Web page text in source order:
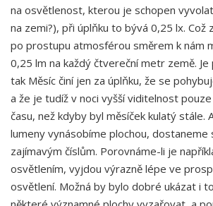
na osvětlenost, kterou je schopen
na zemi?), při úplňku to bývá 0,25 lx. Což
po prostupu atmosférou směrem k nám
0,25 lm na každý čtvereční metr země. Je
tak Měsíc činí jen za úplňku, že se
a že je tudíž v noci vyšší viditelnost
času, než kdyby byl měsíček kulatý stále.
lumeny vynásobíme plochou, dostaneme
zajímavým číslům. Porovnáme-li je
osvětlením, vyjdou výrazně lépe ve
osvětlení. Možná by bylo dobré ukázat i